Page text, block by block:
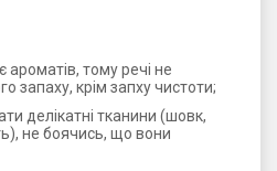
ароматів, тому речі не
запаху, крім запху чистоти;
делікатні тканини (шовк,
не боячись, що вони